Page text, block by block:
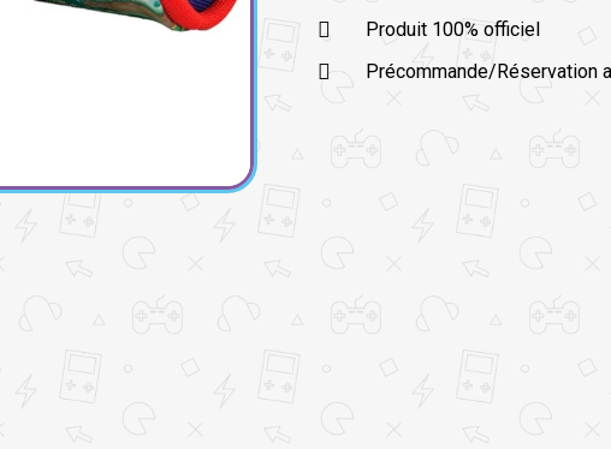
Produit 100% officiel
Précommande/Réservation